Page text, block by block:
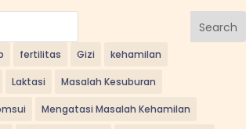
Search
fertilitas Gizi kehamilan
Laktasi Masalah Kesuburan
Mengatasi Masalah Kehamilan